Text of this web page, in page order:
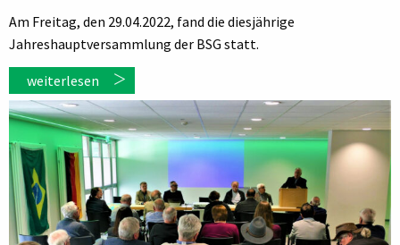
Am Freitag, den 29.04.2022, fand die diesjährige
Jahreshauptversammlung der BSG statt.
weiterlesen